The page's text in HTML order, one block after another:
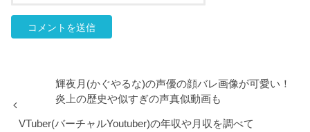
輝夜月(かぐやるな)の声優の顔バレ画像が可愛い！
炎上の歴史や似すぎの声真似動画も
VTuber(バーチャルYoutuber)の年収や月収を調べて